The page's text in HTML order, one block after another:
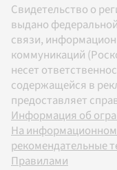
Свидетельство о
выдано
связи,
коммуникаций
несет
содержащейся в
предоставляет
Информация об
На
рекомендательные
Правилами